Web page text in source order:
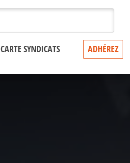
CARTE SYNDICATS ADHÉREZ